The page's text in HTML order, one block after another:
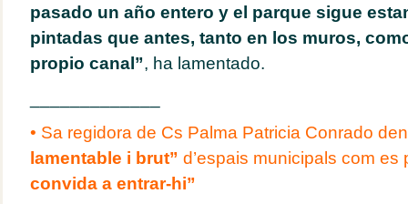
pasado un año entero y el parque sigue
pintadas que antes, tanto en los muros,
propio canal”, ha lamentado.
• Sa regidora de Cs Palma Patricia Conrado
lamentable i brut” d’espais municipals com
convida a entrar-hi”